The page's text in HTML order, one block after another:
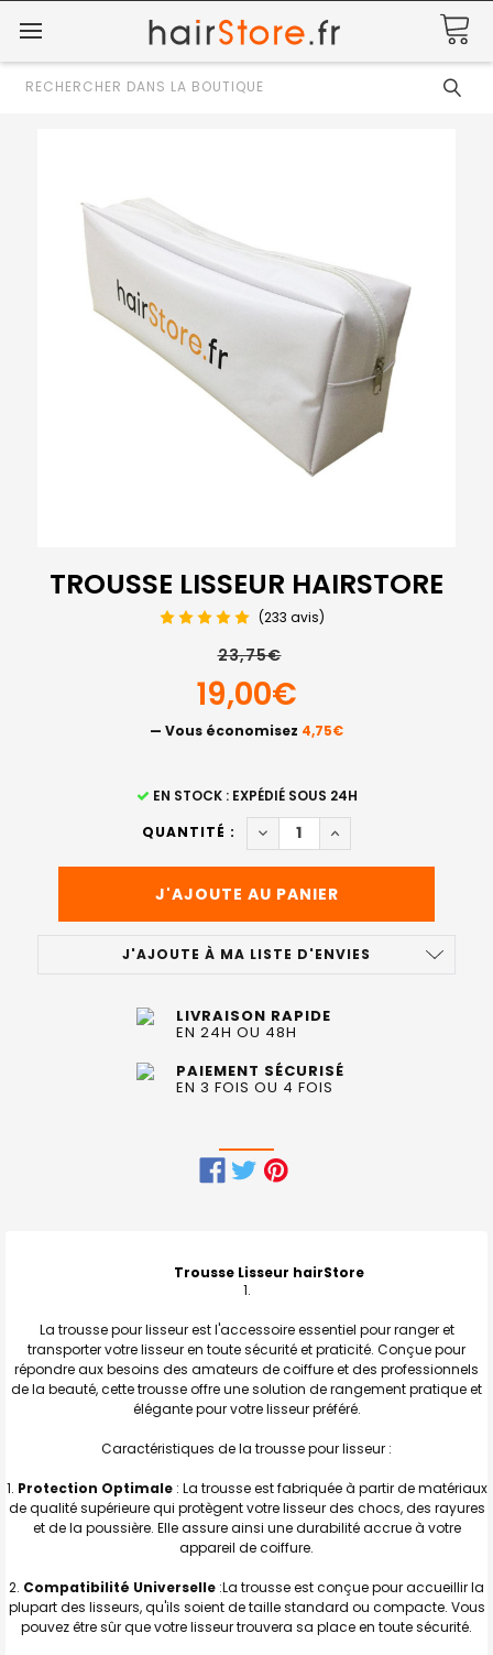
Rechercher
TROUSSE LISSEUR HAIRSTORE
(233 avis)
23,75€
19,00€
— Vous économisez 4,75€
EN STOCK : EXPÉDIÉ SOUS 24H
QUANTITÉ :
DIMINUER LA QUANTITÉ DE
AUGMENTER LA
J'AJOUTE À MA LISTE D'ENVIES
LIVRAISON RAPIDE
EN 24H OU 48H
PAIEMENT SÉCURISÉ
EN 3 FOIS OU 4 FOIS
TOUT
SELECTIONNER
AU PANIER
Trousse Lisseur hairStore
La trousse pour lisseur est l'accessoire essentiel pour ranger et
transporter votre lisseur en toute sécurité et praticité. Conçue pour
répondre aux besoins des amateurs de coiffure et des professionnels
de la beauté, cette trousse offre une solution de rangement pratique et
élégante pour votre lisseur préféré.
Caractéristiques de la trousse pour lisseur :
1. Protection Optimale: La trousse est fabriquée à partir de matériaux
de qualité supérieure qui protègent votre lisseur des chocs, des rayures
et de la poussière. Elle assure ainsi une durabilité accrue à votre
appareil de coiffure.
2. Compatibilité Universelle :La trousse est conçue pour accueillir la
plupart des lisseurs, qu'ils soient de taille standard ou compacte. Vous
pouvez être sûr que votre lisseur trouvera sa place en toute sécurité.